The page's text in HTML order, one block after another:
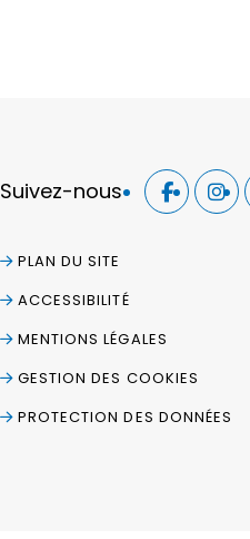
Suivez-nous
PLAN DU SITE
ACCESSIBILITÉ
MENTIONS LÉGALES
GESTION DES COOKIES
PROTECTION DES DONNÉES